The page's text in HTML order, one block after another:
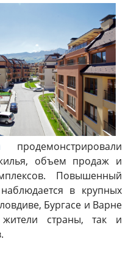
продемонстрировали
объем продаж и
Повышенный
в крупных
Бургасе и Варне
страны, так и